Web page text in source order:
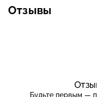
Отзывы
Будьте первым —